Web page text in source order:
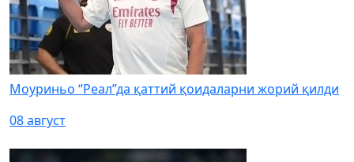
Моуриньо “Реал”да қаттий қоидаларни жорий қилди
08 август